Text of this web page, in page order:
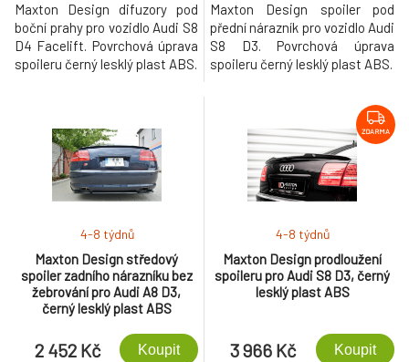
Maxton Design difuzory pod
boční prahy pro vozidlo Audi S8
D4 Facelift. Povrchová úprava
spoileru černý lesklý plast ABS.
Maxton Design spoiler pod
přední nárazník pro vozidlo Audi
S8 D3. Povrchová úprava
spoileru černý lesklý plast ABS.
Maxton Design středový
spoiler zadního nárazníku bez
žebrování pro Audi A8 D3,
černý lesklý plast ABS
4-8 týdnů
2 452 Kč Koupit
ZDARMA
Maxton Design prodloužení
spoileru pro Audi S8 D3, černý
lesklý plast ABS
4-8 týdnů
3 966 Kč Koupit